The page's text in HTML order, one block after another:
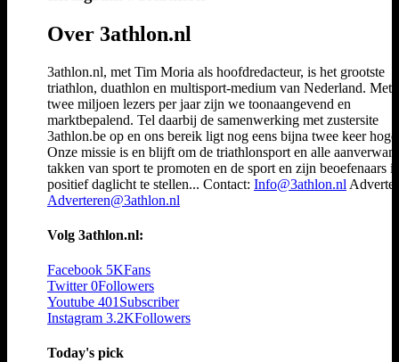
Over 3athlon.nl
3athlon.nl, met Tim Moria als hoofdredacteur, is het grootste
triathlon, duathlon en multisport-medium van Nederland. Met
twee miljoen lezers per jaar zijn we toonaangevend en
marktbepalend. Tel daarbij de samenwerking met zustersite
3athlon.be op en ons bereik ligt nog eens bijna twee keer
Onze missie is en blijft om de triathlonsport en alle
takken van sport te promoten en de sport en zijn beoefenaars
positief daglicht te stellen... Contact: Info@3athlon.nl
Adverteren@3athlon.nl
Volg 3athlon.nl:
Facebook 5KFans
Twitter 0Followers
Youtube 401 Subscriber
Instagram 3.2KFollowers
Today's pick